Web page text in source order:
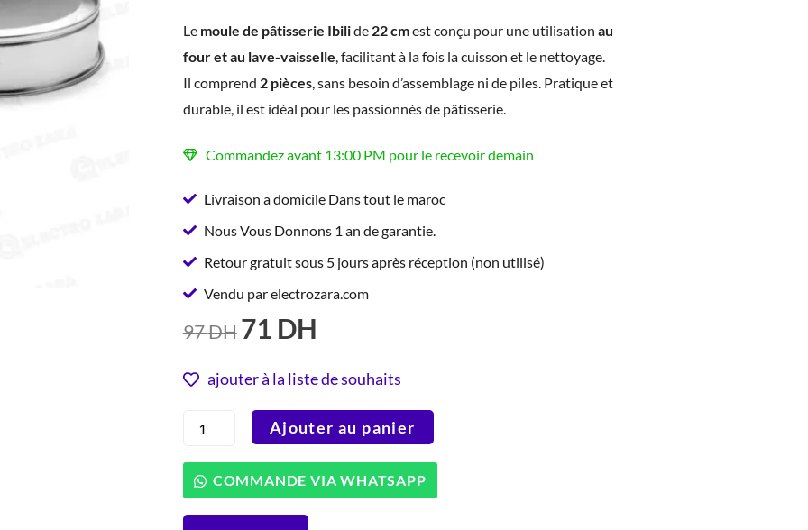
Le moule de pâtisserie Ibilide 22 cmest conçu pour une utilisation au
four et au lave-vaisselle, facilitant à la fois la cuisson et le nettoyage.
Il comprend 2 pièces, sans besoin d’assemblage ni de piles. Pratique et
durable, il est idéal pour les passionnés de pâtisserie.
Commandez avant 13:00 PM pour le recevoir demain
Livraison a domicile Dans tout le maroc
Nous Vous Donnons 1 an de garantie.
Retour gratuit sous 5 jours après réception (non utilisé)
Vendu par electrozara.com
97DH LE
INITIAL
ÉTAIT :
97 DH.
71 DH
ACTUEL
EST :
71 DH.
ajouter à la liste de souhaits
800122
Moule
Ajouter au panier
COMMANDE VIA WHATSAPP